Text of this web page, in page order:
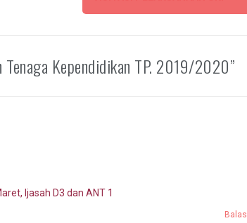
Tenaga Kependidikan TP. 2019/2020”
Ijasah D3 dan ANT 1
Balas